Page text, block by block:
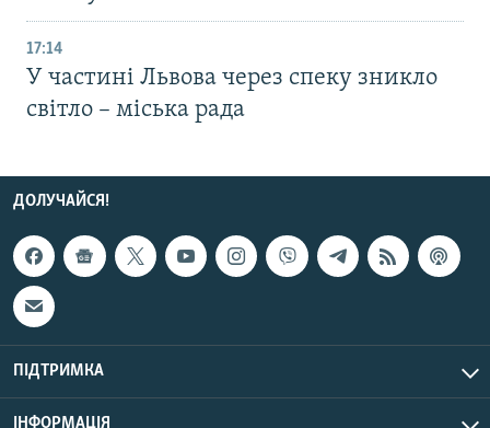
17:14
У частині Львова через спеку зникло
світло – міська рада
ДОЛУЧАЙСЯ!
ПІДТРИМКА
ІНФОРМАЦІЯ